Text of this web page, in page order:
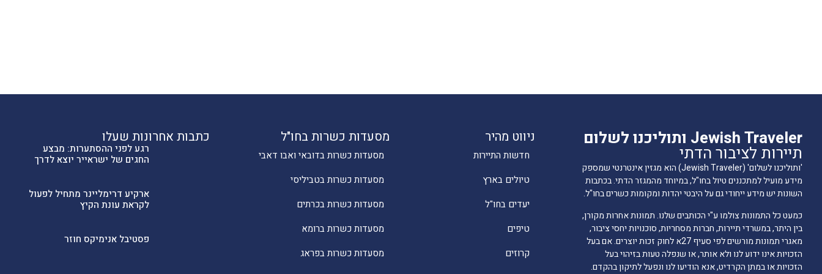
כתבות אחרונות שעלו
רגע לפני ההסתערות: מבצע
החגים של ישראייר יוצא לדרך
ארקיע דרימליינר מתחיל לפעול
לקראת עונת הקיץ
פסטיבל אנימיקס חוזר
מסעדות כשרות בחו"ל
מסעדות כשרות בדובאי ואבו דאבי
מסעדות כשרות בטביליסי
מסעדות כשרות בכרתים
מסעדות כשרות ברומא
מסעדות כשרות בפראג
ניווט מהיר
חדשות התיירות
טיולים בארץ
יעדים בחו"ל
טיפים
קרוזים
Jewish Traveler ותוליכנו לשלום
תיירות לציבור הדתי
'ותוליכנו לשלום' (Jewish Traveler) הוא מגזין אינטרנטי שמספק
מידע מועיל למתכננים טיול בחו"ל, במיוחד מהמגזר הדתי. בכתבות
השונות יש מידע ייחודי גם על היבטי יהדות ומקומות כשרים בחו"ל.
כמעט כל התמונות צולמו ע"י הכותבים שלנו. תמונות אחרות מקורן,
בין היתר, במשרדי תיירות, חברות מסחריות, סוכנויות יחסי ציבור,
מאגרי תמונות מורשים לפי סעיף 27א לחוק זכות יוצרים. אם בעל
הזכויות אינו ידוע לנו ולא אותר, או שנפלה טעות בזיהוי בעל
הזכויות או במתן הקרדיט, אנא הודיעו לנו ונפעל לתיקון בהקדם.